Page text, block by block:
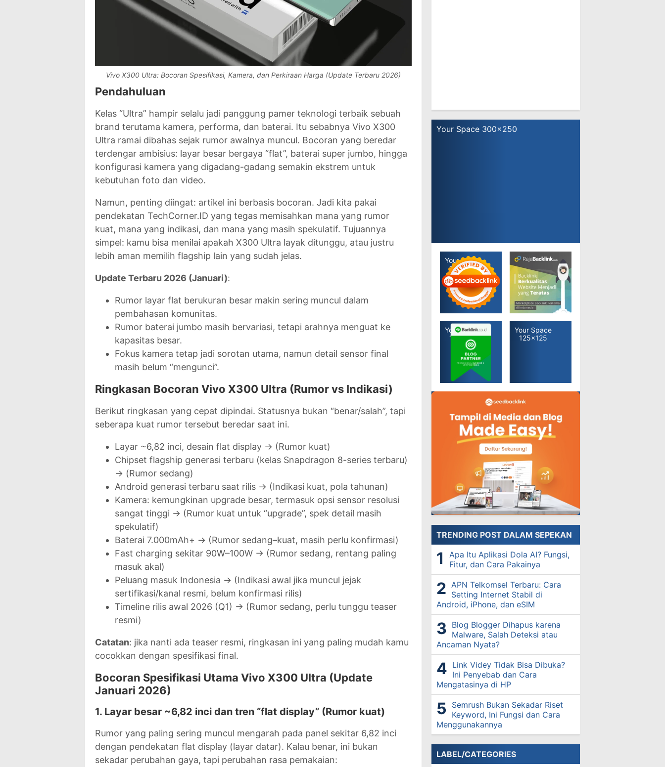
Vivo X300 Ultra: Bocoran Spesifikasi, Kamera, dan Perkiraan Harga (Update Terbaru 2026)
Pendahuluan
Kelas “Ultra” hampir selalu jadi panggung pamer teknologi terbaik sebuah
brand terutama kamera, performa, dan baterai. Itu sebabnya Vivo X300
Ultra ramai dibahas sejak rumor awalnya muncul. Bocoran yang beredar
terdengar ambisius: layar besar bergaya “flat”, baterai super jumbo, hingga
konfigurasi kamera yang digadang-gadang semakin ekstrem untuk
kebutuhan foto dan video.
Namun, penting diingat: artikel ini berbasis bocoran. Jadi kita pakai
pendekatan TechCorner.ID yang tegas memisahkan mana yang rumor
kuat, mana yang indikasi, dan mana yang masih spekulatif. Tujuannya
simpel: kamu bisa menilai apakah X300 Ultra layak ditunggu, atau justru
lebih aman memilih flagship lain yang sudah jelas.
Update Terbaru 2026 (Januari):
Rumor layar flat berukuran besar makin sering muncul dalam
pembahasan komunitas.
Rumor baterai jumbo masih bervariasi, tetapi arahnya menguat ke
kapasitas besar.
Fokus kamera tetap jadi sorotan utama, namun detail sensor final
masih belum “mengunci”.
Ringkasan Bocoran Vivo X300 Ultra (Rumor vs Indikasi)
Berikut ringkasan yang cepat dipindai. Statusnya bukan “benar/salah”, tapi
seberapa kuat rumor tersebut beredar saat ini.
Layar ~6,82 inci, desain flat display → (Rumor kuat)
Chipset flagship generasi terbaru (kelas Snapdragon 8-series terbaru)
→ (Rumor sedang)
Android generasi terbaru saat rilis → (Indikasi kuat, pola tahunan)
Kamera: kemungkinan upgrade besar, termasuk opsi sensor resolusi
sangat tinggi → (Rumor kuat untuk “upgrade”, spek detail masih
spekulatif)
Baterai 7.000mAh+ → (Rumor sedang–kuat, masih perlu konfirmasi)
Fast charging sekitar 90W–100W → (Rumor sedang, rentang paling
masuk akal)
Peluang masuk Indonesia → (Indikasi awal jika muncul jejak
sertifikasi/kanal resmi, belum konfirmasi rilis)
Timeline rilis awal 2026 (Q1) → (Rumor sedang, perlu tunggu teaser
resmi)
Catatan: jika nanti ada teaser resmi, ringkasan ini yang paling mudah kamu
cocokkan dengan spesifikasi final.
Bocoran Spesifikasi Utama Vivo X300 Ultra (Update
Januari 2026)
1. Layar besar ~6,82 inci dan tren “flat display” (Rumor kuat)
Rumor yang paling sering muncul mengarah pada panel sekitar 6,82 inci
dengan pendekatan flat display (layar datar). Kalau benar, ini bukan
sekadar perubahan gaya, tapi perubahan rasa pemakaian:
TRENDING POST DALAM SEPEKAN
Apa Itu Aplikasi Dola AI? Fungsi,
Fitur, dan Cara Pakainya
APN Telkomsel Terbaru: Cara
Setting Internet Stabil di
Android, iPhone, dan eSIM
Blog Blogger Dihapus karena
Malware, Salah Deteksi atau
Ancaman Nyata?
Link Videy Tidak Bisa Dibuka?
Ini Penyebab dan Cara
Mengatasinya di HP
Semrush Bukan Sekadar Riset
Keyword, Ini Fungsi dan Cara
Menggunakannya
LABEL/CATEGORIES